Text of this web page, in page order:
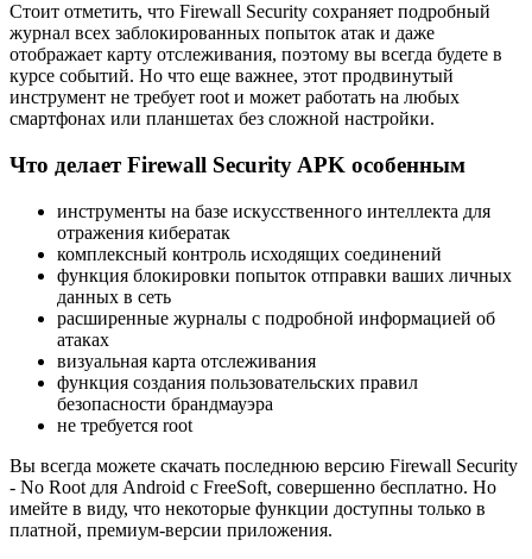
Стоит отметить, что Firewall Security сохраняет подробный
журнал всех заблокированных попыток атак и даже
отображает карту отслеживания, поэтому вы всегда будете в
курсе событий. Но что еще важнее, этот продвинутый
инструмент не требует root и может работать на любых
смартфонах или планшетах без сложной настройки.
Что делает Firewall Security APK особенным
инструменты на базе искусственного интеллекта для
отражения кибератак
комплексный контроль исходящих соединений
функция блокировки попыток отправки ваших личных
данных в сеть
расширенные журналы с подробной информацией об
атаках
визуальная карта отслеживания
функция создания пользовательских правил
безопасности брандмауэра
не требуется root
Вы всегда можете скачать последнюю версию Firewall Security
- No Root для Android с FreeSoft, совершенно бесплатно. Но
имейте в виду, что некоторые функции доступны только в
платной, премиум-версии приложения.